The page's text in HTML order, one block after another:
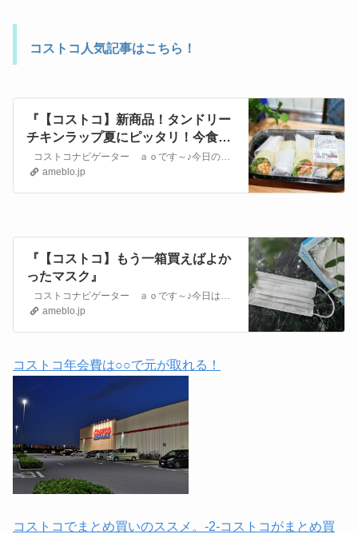
コストコ人気記事はこちら！
『【コストコ】新商品！タンドリー
チキンラップ夏にピッタリ！今食べ
るべき美味しさ♪』
ameblo.jp
『【コストコ】もう一箱買えばよか
ったマスク』
ameblo.jp
コストコ年会費は○○で元が取れる！
コストコでまとめ買いのススメ。-2-コストコがまとめ買